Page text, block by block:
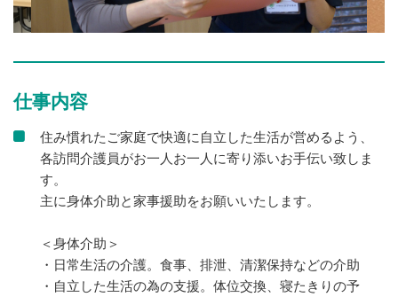
仕事内容
住み慣れたご家庭で快適に自立した生活が営めるよう、
各訪問介護員がお一人お一人に寄り添いお手伝い致しま
す。
主に身体介助と家事援助をお願いいたします。
＜身体介助＞
・日常生活の介護。食事、排泄、清潔保持などの介助
・自立した生活の為の支援。体位交換、寝たきりの予